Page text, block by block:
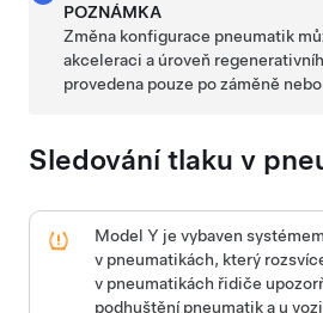
POZNÁMKA
Změna konfigurace pneumatik
akceleraci a úroveň
provedena pouze po záměně
Sledování tlaku v
Model Y je vybaven
v pneumatikách, který
v pneumatikách řidiče
podhuštění pneumatik a u